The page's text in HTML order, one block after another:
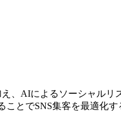
、AIによるソーシャルリ
とでSNS集客を最適化す